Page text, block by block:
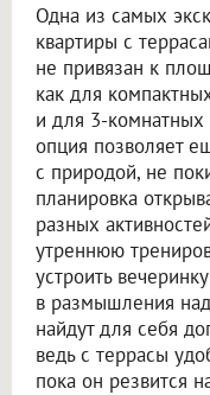
Одна из самых
квартиры с
не привязан к
как для
и для 3-комнатных
опция позволяет
с природой, не
планировка
разных
утреннюю
устроить
в размышления
найдут для себя
ведь с террасы
пока он резвится